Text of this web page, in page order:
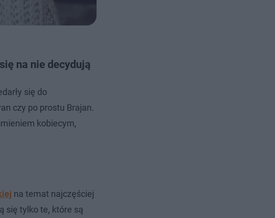
na nie decydują
się do
czy po prostu Brajan.
kobiecym,
na temat najczęściej
się tylko te, które są